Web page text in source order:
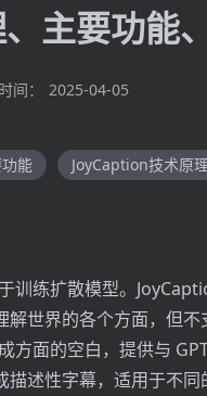
主要功能
间： 2025-04-05
能 JoyCaption技术原理
训练扩散模型。
世界的各个方面，但不
面的空白，提供与
述性字幕，适用于不同